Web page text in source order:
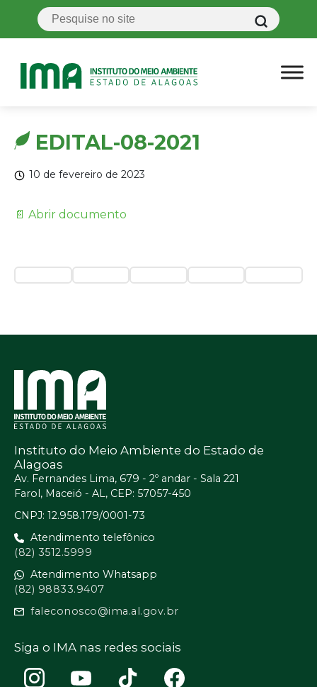
EDITAL-08-2021
10 de fevereiro de 2023
📄 Abrir documento
Instituto do Meio Ambiente do Estado de
Alagoas
Av. Fernandes Lima, 679 - 2º andar - Sala 221
Farol, Maceió - AL, CEP: 57057-450
CNPJ: 12.958.179/0001-73
Atendimento telefônico
(82) 3512.5999
Atendimento Whatsapp
(82) 98833.9407
faleconosco@ima.al.gov.br
Siga o IMA nas redes sociais